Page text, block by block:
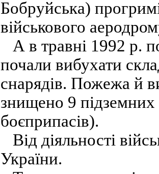
Бобруйська)
військового
А в травні 1992 р.
почали вибухати
снарядів. Пожежа й
знищено 9 підземних
боєприпасів).
Від діяльності
України.